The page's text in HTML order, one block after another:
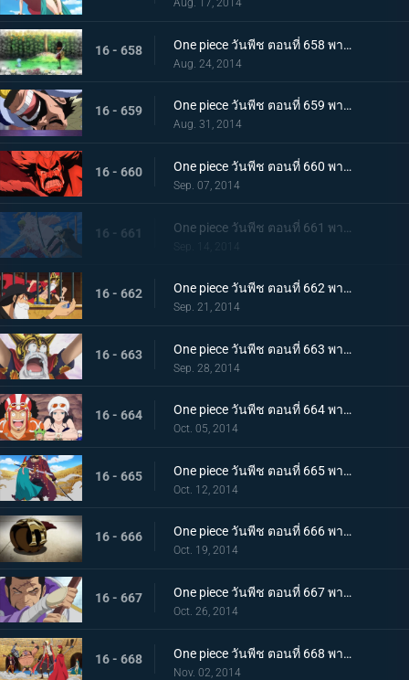
Aug. 17, 2014
16 - 658 One piece วันพีช ตอนที่ 658 พากย์ไทย ตกตะลึง! ร่างที่แท้จริงของทหารของเล่น!
Aug. 24, 2014
16 - 659 One piece วันพีช ตอนที่ 659 พากย์ไทย อดีตอันน่าขนลุก! ความลับของเดรสโรซ่า
Aug. 31, 2014
16 - 660 One piece วันพีช ตอนที่ 660 พากย์ไทย ฝันร้าย! คืนแห่งโศกนาฏกรรมของเดรสโรซ่า
Sep. 07, 2014
16 - 661
Sep. 14, 2014
16 - 662 One piece วันพีช ตอนที่ 662 พากย์ไทย สองผู้ยิ่งใหญ่มาเจอกัน! หมวกฟาง กับ ปีศาจสวรรค์
Sep. 21, 2014
16 - 663 One piece วันพีช ตอนที่ 663 พากย์ไทย ลูฟี่ตกตะลึง ชายผู้สานต่อเจตนารมณ์ของเอส
Sep. 28, 2014
16 - 664 One piece วันพีช ตอนที่ 664 พากย์ไทย เริ่มแผนการ SOP อุโซแลนด์บุกโจมตี
Oct. 05, 2014
16 - 665 One piece วันพีช ตอนที่ 665 พากย์ไทย ความรู้สึกอันเร่าร้อน รีเบคก้า ปะทะ สุไลมาน
Oct. 12, 2014
16 - 666 One piece วันพีช ตอนที่ 666 พากย์ไทย ได้ตัวผู้ชนะ!? บทสรุปของบล็อก D ที่น่าตะลึง
Oct. 19, 2014
16 - 667 One piece วันพีช ตอนที่ 667 พากย์ไทย การตัดสินใจของพลเรือเอก ฟูจิโทระ ปะทะ โดฟลามิงโก้
Oct. 26, 2014
16 - 668 One piece วันพีช ตอนที่ 668 พากย์ไทย เปิดศึกตัดสิน วีรบุรุษไดอาเมนเต้ออกโรง
Nov. 02, 2014